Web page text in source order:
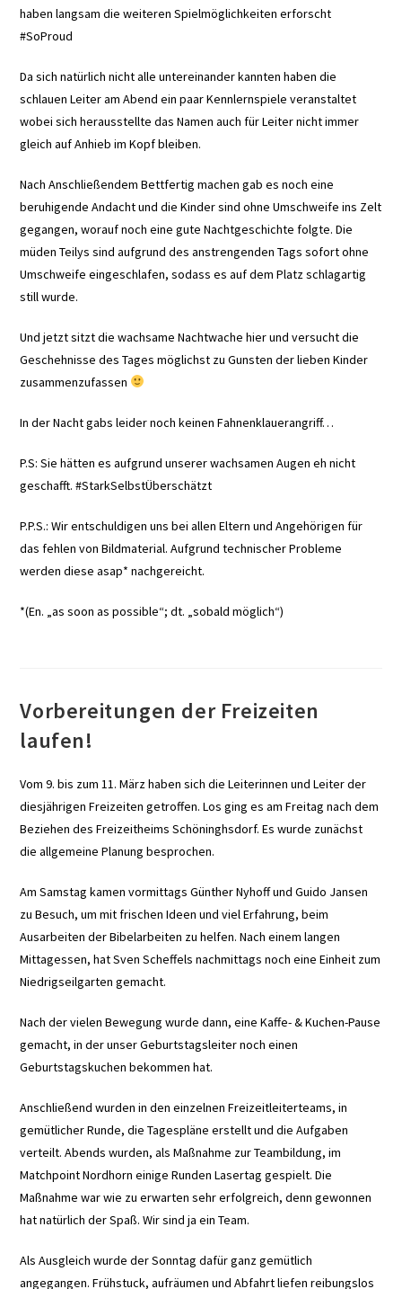
haben langsam die weiteren Spielmöglichkeiten erforscht
#SoProud
Da sich natürlich nicht alle untereinander kannten haben die
schlauen Leiter am Abend ein paar Kennlernspiele veranstaltet
wobei sich herausstellte das Namen auch für Leiter nicht immer
gleich auf Anhieb im Kopf bleiben.
Nach Anschließendem Bettfertig machen gab es noch eine
beruhigende Andacht und die Kinder sind ohne Umschweife ins Zelt
gegangen, worauf noch eine gute Nachtgeschichte folgte. Die
müden Teilys sind aufgrund des anstrengenden Tags sofort ohne
Umschweife eingeschlafen, sodass es auf dem Platz schlagartig
still wurde.
Und jetzt sitzt die wachsame Nachtwache hier und versucht die
Geschehnisse des Tages möglichst zu Gunsten der lieben Kinder
zusammenzufassen
In der Nacht gabs leider noch keinen Fahnenklauerangriff…
P.S: Sie hätten es aufgrund unserer wachsamen Augen eh nicht
geschafft. #StarkSelbstÜberschätzt
P.P.S.: Wir entschuldigen uns bei allen Eltern und Angehörigen für
das fehlen von Bildmaterial. Aufgrund technischer Probleme
werden diese asap* nachgereicht.
*(En. „as soon as possible“; dt. „sobald möglich“)
Vorbereitungen der Freizeiten
laufen!
Vom 9. bis zum 11. März haben sich die Leiterinnen und Leiter der
diesjährigen Freizeiten getroffen. Los ging es am Freitag nach dem
Beziehen des Freizeitheims Schöninghsdorf. Es wurde zunächst
die allgemeine Planung besprochen.
Am Samstag kamen vormittags Günther Nyhoff und Guido Jansen
zu Besuch, um mit frischen Ideen und viel Erfahrung, beim
Ausarbeiten der Bibelarbeiten zu helfen. Nach einem langen
Mittagessen, hat Sven Scheffels nachmittags noch eine Einheit zum
Niedrigseilgarten gemacht.
Nach der vielen Bewegung wurde dann, eine Kaffe- & Kuchen-Pause
gemacht, in der unser Geburtstagsleiter noch einen
Geburtstagskuchen bekommen hat.
Anschließend wurden in den einzelnen Freizeitleiterteams, in
gemütlicher Runde, die Tagespläne erstellt und die Aufgaben
verteilt. Abends wurden, als Maßnahme zur Teambildung, im
Matchpoint Nordhorn einige Runden Lasertag gespielt. Die
Maßnahme war wie zu erwarten sehr erfolgreich, denn gewonnen
hat natürlich der Spaß. Wir sind ja ein Team.
Als Ausgleich wurde der Sonntag dafür ganz gemütlich
angegangen. Frühstuck, aufräumen und Abfahrt liefen reibungslos